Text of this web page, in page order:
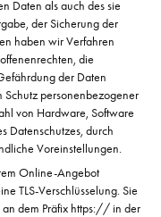
Daten als auch des sie
der Sicherung der
haben wir Verfahren
die
der Daten
personenbezogener
von Hardware, Software
Datenschutzes, durch
Voreinstellungen.
Online-Angebot
TLS-Verschlüsselung. Sie
an dem Präfix https:// in der